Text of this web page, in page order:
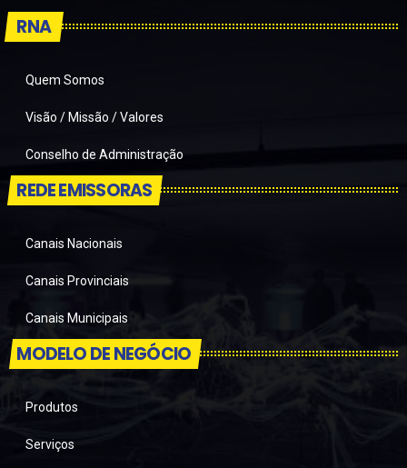
RNA
Quem Somos
Visão / Missão / Valores
Conselho de Administração
REDE EMISSORAS
Canais Nacionais
Canais Provinciais
Canais Municipais
MODELO DE NEGÓCIO
Produtos
Serviços